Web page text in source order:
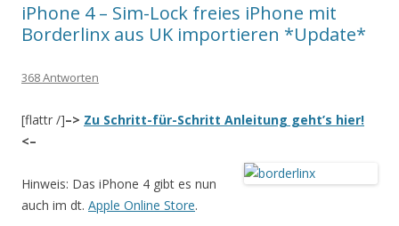
iPhone 4 – Sim-Lock freies iPhone mit
Borderlinx aus UK importieren *Update*
368 Antworten
[flattr /]–> Zu Schritt-für-Schritt Anleitung geht’s hier!
<–
Hinweis: Das iPhone 4 gibt es nun
auch im dt. Apple Online Store.